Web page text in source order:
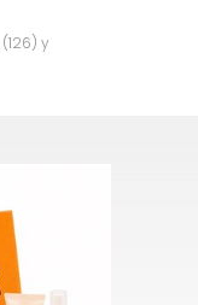
(126) y